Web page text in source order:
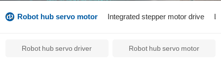
Robot hub servo motor Integrated stepper motor drive
Robot hub servo driver Robot hub servo motor